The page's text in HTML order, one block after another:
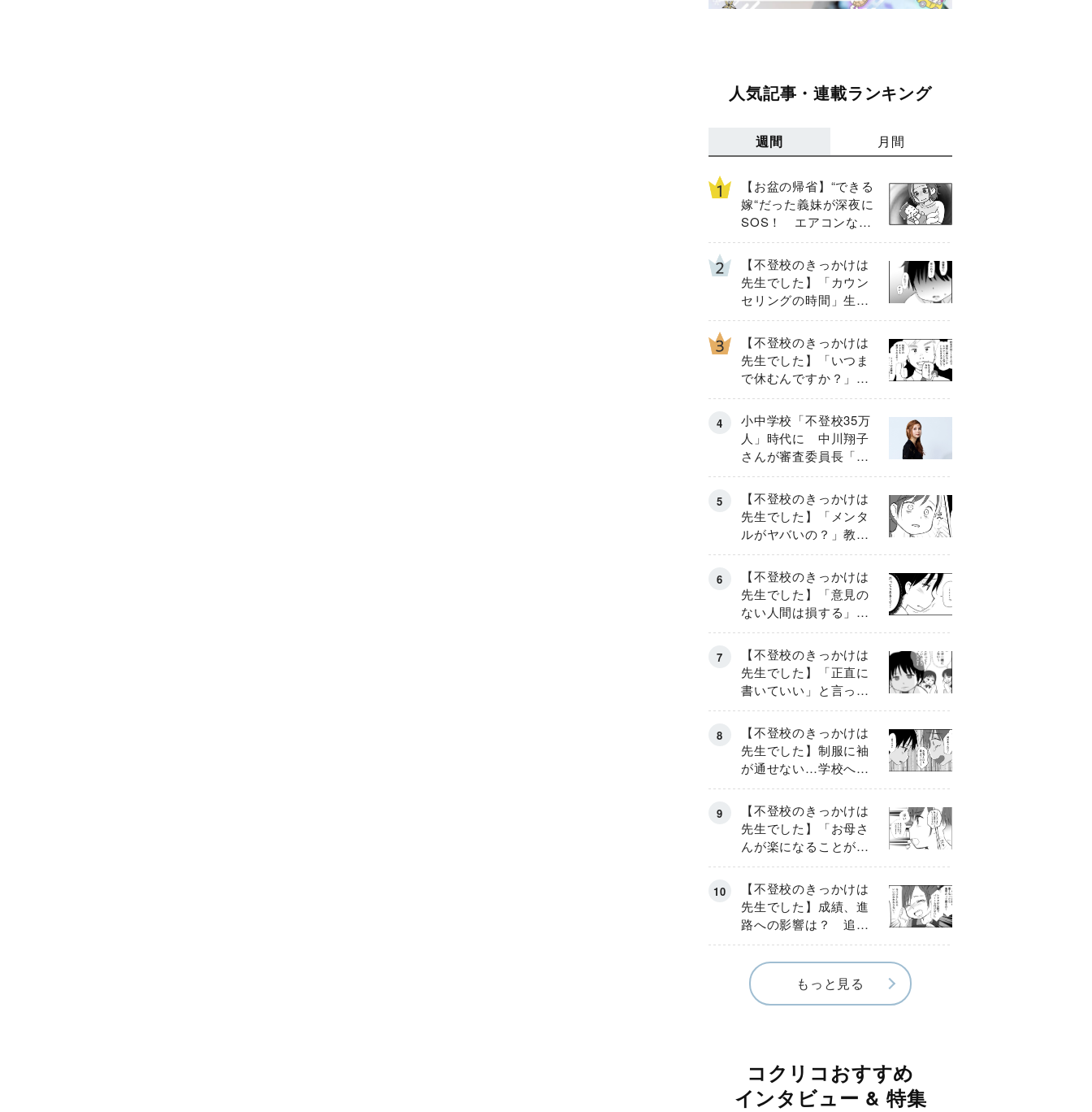
人気記事・連載ランキング
週間 月間
【お盆の帰省】“できる
嫁“だった義妹が深夜に
SOS！ エアコンな
し・肉禁止の義実家ル
ールに変化が…〈後
編〉
【不登校のきっかけは
先生でした】「カウン
セリングの時間」生徒
の情報をバラしたの
は…《第２話》
【不登校のきっかけは
先生でした】「いつま
で休むんですか？」追
い詰められる母と息子
《第６話》
小中学校「不登校35万
人」時代に 中川翔子
さんが審査委員長「不
登校生動画甲子園
2026」が開催
【不登校のきっかけは
先生でした】「メンタ
ルがヤバいの？」教室
で始まった悪ふざけ
《第３話》
【不登校のきっかけは
先生でした】「意見の
ない人間は損する」担
任の一言が苦しみに…
《第１話》
【不登校のきっかけは
先生でした】「正直に
書いていい」と言った
のに…信じた言葉は噓
だった《第４話》
【不登校のきっかけは
先生でした】制服に袖
が通せない…学校へ行
けない朝《第５話》
【不登校のきっかけは
先生でした】「お母さ
んが楽になることが大
事」救われた一言《第
８話》
【不登校のきっかけは
先生でした】成績、進
路への影響は？ 追い
詰められた母に訪れた
転機《第７話》
もっと見る
コクリコおすすめ
インタビュー & 特集